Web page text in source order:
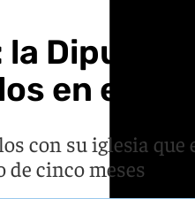
en el
con su iglesia
cinco meses